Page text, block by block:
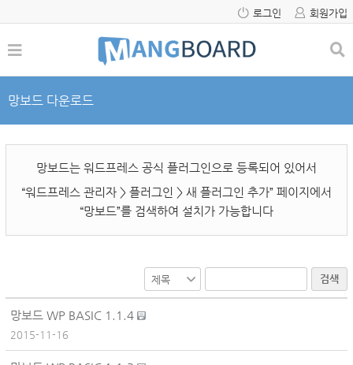
로그인 회원가입
망보드 다운로드
망보드는 워드프레스 공식 플러그인으로 등록되어 있어서
“워드프레스 관리자 > 플러그인 > 새 플러그인 추가” 페이지에서
“망보드”를 검색하여 설치가 가능합니다
검색
망보드 WP BASIC 1.1.4
2015-11-16